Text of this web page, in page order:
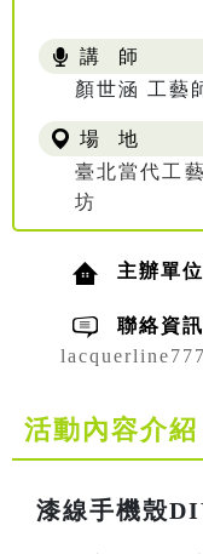
講 師
顏世涵 工藝
場 地
臺北當代工
坊
主辦單
聯絡資
活動內容介紹
漆線手機殼